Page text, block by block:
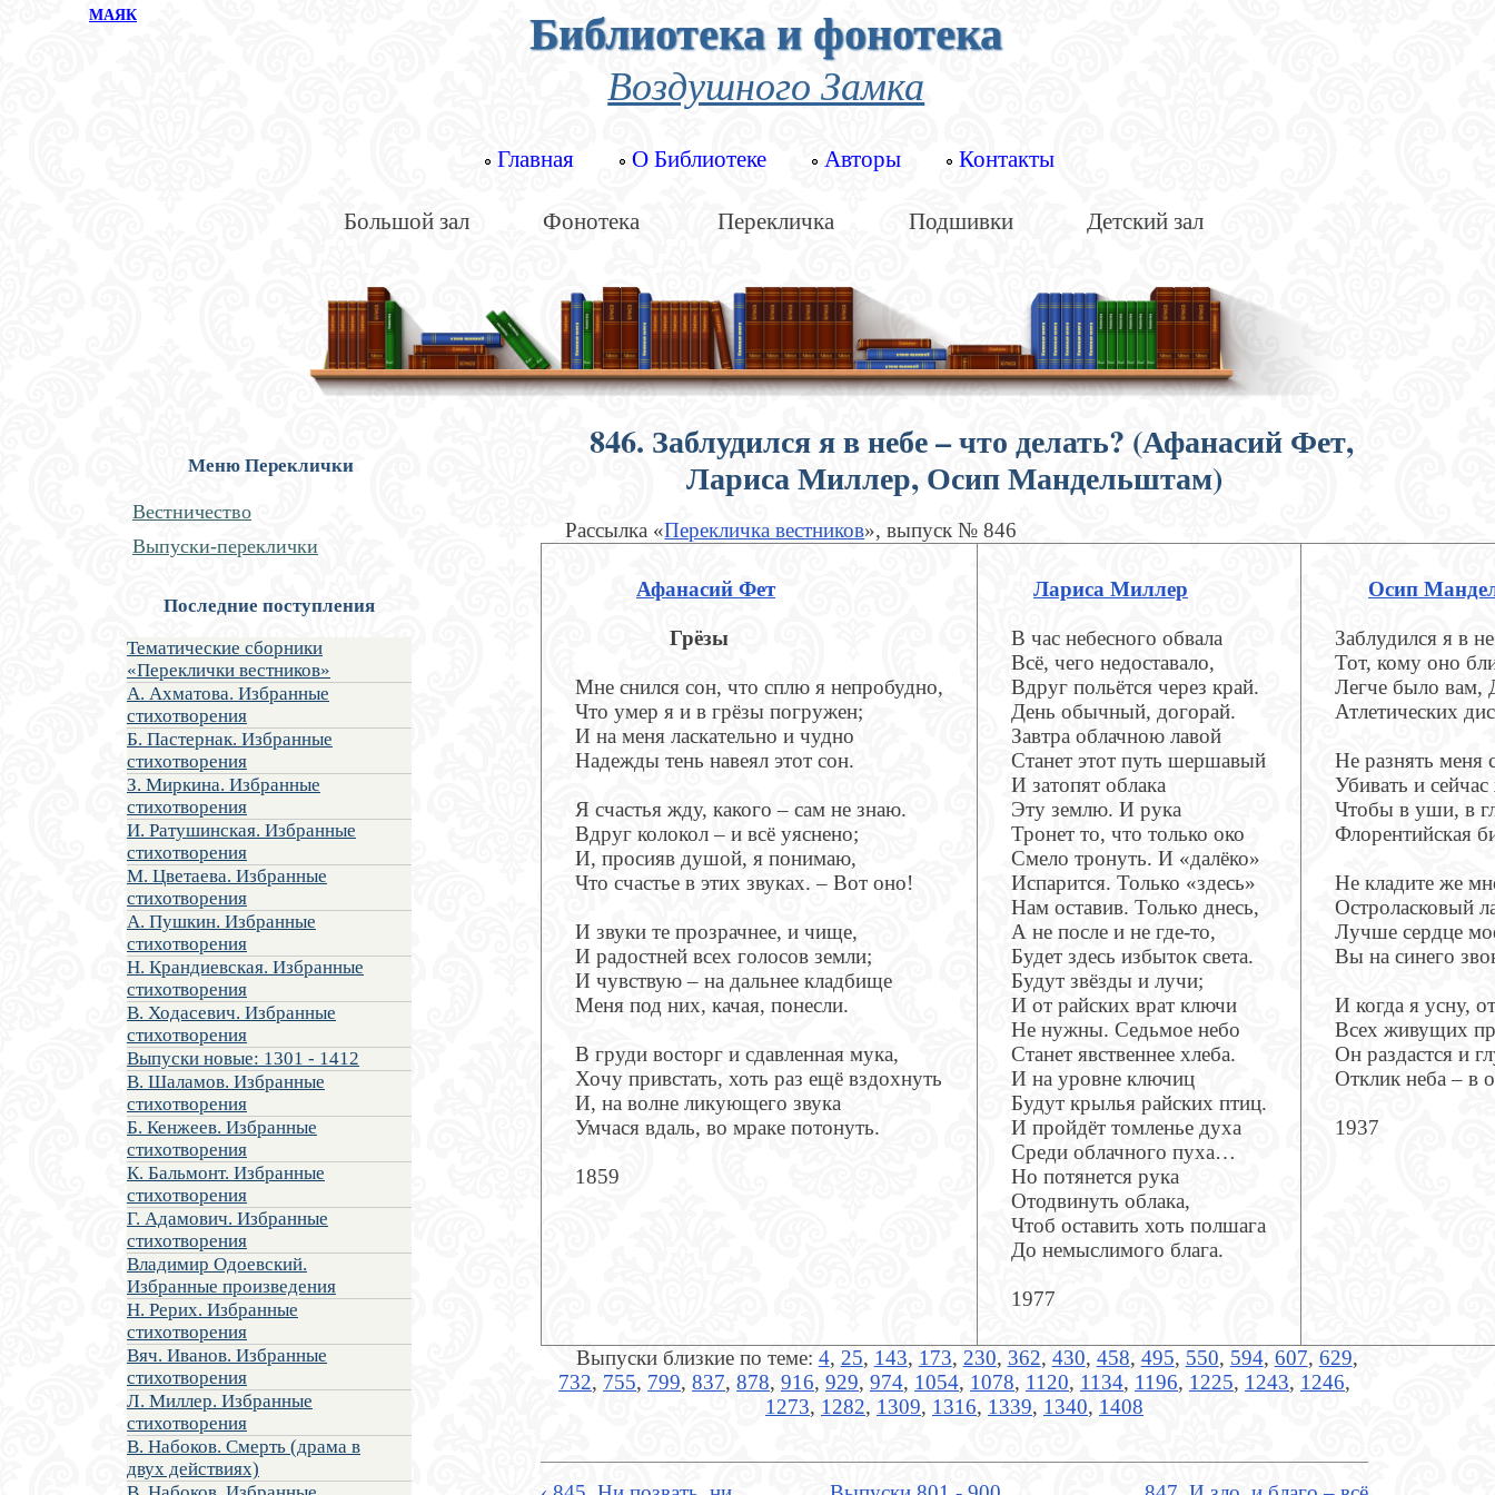
МАЯК Библиотека и фонотека
Воздушного Замка
Главная О Библиотеке Авторы Контакты
Большой зал Фонотека Перекличка Подшивки Детский зал
Меню Переклички
Вестничество
Выпуски-переклички
Последние поступления
Тематические сборники
«Переклички вестников»
А. Ахматова. Избранные
стихотворения
Б. Пастернак. Избранные
стихотворения
З. Миркина. Избранные
стихотворения
И. Ратушинская. Избранные
стихотворения
М. Цветаева. Избранные
стихотворения
А. Пушкин. Избранные
стихотворения
Н. Крандиевская. Избранные
стихотворения
В. Ходасевич. Избранные
стихотворения
Выпуски новые: 1301 - 1412
В. Шаламов. Избранные
стихотворения
Б. Кенжеев. Избранные
стихотворения
К. Бальмонт. Избранные
стихотворения
Г. Адамович. Избранные
стихотворения
Владимир Одоевский.
Избранные произведения
Н. Рерих. Избранные
стихотворения
Вяч. Иванов. Избранные
стихотворения
Л. Миллер. Избранные
стихотворения
В. Набоков. Смерть (драма в
двух действиях)
846. Заблудился я в небе – что делать? (Афанасий Фет,
Лариса Миллер, Осип Мандельштам)
Рассылка «Перекличка вестников», выпуск № 846
Афанасий Фет
Грёзы
Мне снился сон, что сплю я непробудно,
Что умер я и в грёзы погружен;
И на меня ласкательно и чудно
Надежды тень навеял этот сон.
Я счастья жду, какого – сам не знаю.
Вдруг колокол – и всё уяснено;
И, просияв душой, я понимаю,
Что счастье в этих звуках. – Вот оно!
И звуки те прозрачнее, и чище,
И радостней всех голосов земли;
И чувствую – на дальнее кладбище
Меня под них, качая, понесли.
В груди восторг и сдавленная мука,
Хочу привстать, хоть раз ещё вздохнуть
И, на волне ликующего звука
Умчася вдаль, во мраке потонуть.
1859
Лариса Миллер
В час небесного обвала
Всё, чего недоставало,
Вдруг польётся через край.
День обычный, догорай.
Завтра облачною лавой
Станет этот путь шершавый
И затопят облака
Эту землю. И рука
Тронет то, что только око
Смело тронуть. И «далёко»
Испарится. Только «здесь»
Нам оставив. Только днесь,
А не после и не где-то,
Будет здесь избыток света.
Будут звёзды и лучи;
И от райских врат ключи
Не нужны. Седьмое небо
Станет явственнее хлеба.
И на уровне ключиц
Будут крылья райских птиц.
И пройдёт томленье духа
Среди облачного пуха…
Но потянется рука
Отодвинуть облака,
Чтоб оставить хоть полшага
До немыслимого блага.
1977
Осип
Заблудился я в
Тот, кому оно
Легче было вам,
Атлетических
Не разнять меня
Убивать и сейчас
Чтобы в уши, в
Флорентийская
Не кладите же
Остроласковый
Лучше сердце
Вы на синего
И когда я усну,
Всех живущих
Он раздастся и
Отклик неба – в
1937
Выпуски близкие по теме: 4, 25, 143, 173, 230, 362, 430, 458, 495, 550, 594, 607, 629,
732, 755, 799, 837, 878, 916, 929, 974, 1054, 1078, 1120, 1134, 1196, 1225, 1243, 1246,
1273, 1282, 1309, 1316, 1339, 1340, 1408